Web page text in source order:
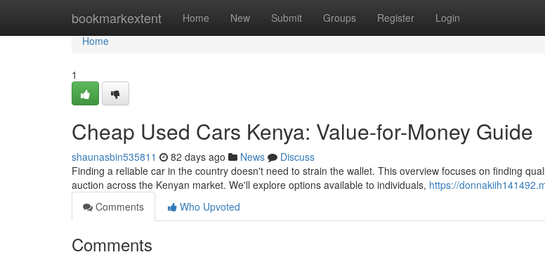
bookmarkextent Home New Submit Groups Register Login
Home
Home
1
Cheap Used Cars Kenya: Value-for-Money Guide
shaunasbin535811 82 days ago News
Discuss
Finding a reliable car in the country doesn't need to strain the wallet. This overview focuses on finding
auction across the Kenyan market. We'll explore options available to individuals, https://
Comments
Who Upvoted
Comments